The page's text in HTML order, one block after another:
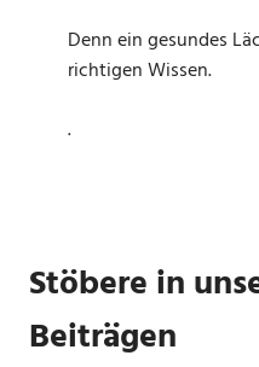
Denn ein gesundes
richtigen Wissen.
.
Stöbere in
Beiträgen